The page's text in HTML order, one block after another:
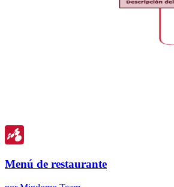
Menú de restaurante